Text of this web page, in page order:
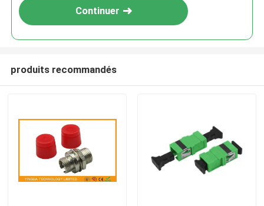
Continuer
produits recommandés